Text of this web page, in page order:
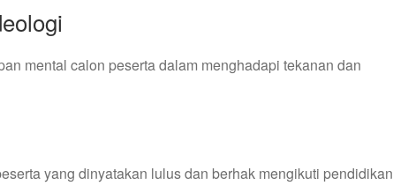
mental calon peserta dalam menghadapi tekanan dan
yang dinyatakan lulus dan berhak mengikuti pendidikan